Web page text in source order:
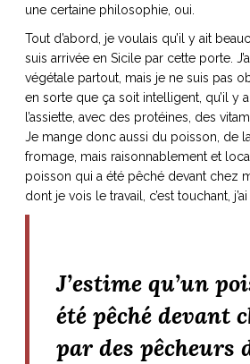
une certaine philosophie, oui.
Tout d’abord, je voulais qu’il y ait
suis arrivée en Sicile par cette porte.
végétale partout, mais je ne suis pas
en sorte que ça soit intelligent, qu’il y
l’assiette, avec des protéines, des
Je mange donc aussi du poisson, de
fromage, mais raisonnablement et
poisson qui a été pêché devant chez
dont je vois le travail, c’est touchant,
J’estime qu’un
été pêché devant
par des pêcheurs